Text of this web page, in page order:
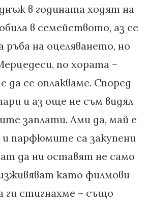
в годината ходят на
в семейството, аз се
ръба на оцеляването, но
по хората –
се оплакваме. Според
и аз още не съм видял
заплати. Ами да, май е
парфюмите са закупени
да ни оставят не само
като филмови
ги стигнахме – също